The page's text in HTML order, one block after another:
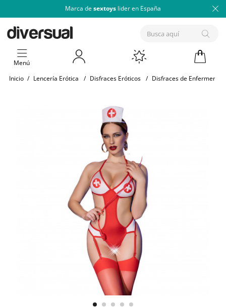
Marca de sextoys lider en España
Menú
Inicio / Lencería Erótica / Disfraces Eróticos / Disfraces de Enfermera